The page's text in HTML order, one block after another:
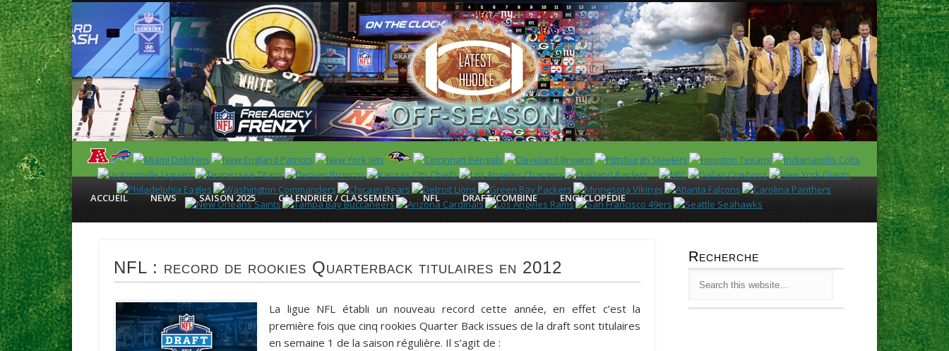
Latest
News en français sur la NFL et le Football Américain (Foot US)
ACCUEIL NEWS SAISON 2025 CALENDRIER / CLASSEMENT NFL DRAFT/COMBINE ENCYCLOPÉDIE
NFL : record de rookies Quarterback titulaires en 2012
La ligue NFL établi un nouveau record cette année, en effet c’est la
première fois que cinq rookies Quarter Back issues de la draft sont titulaires
en semaine 1 de la saison régulière. Il s’agit de :
Recherche